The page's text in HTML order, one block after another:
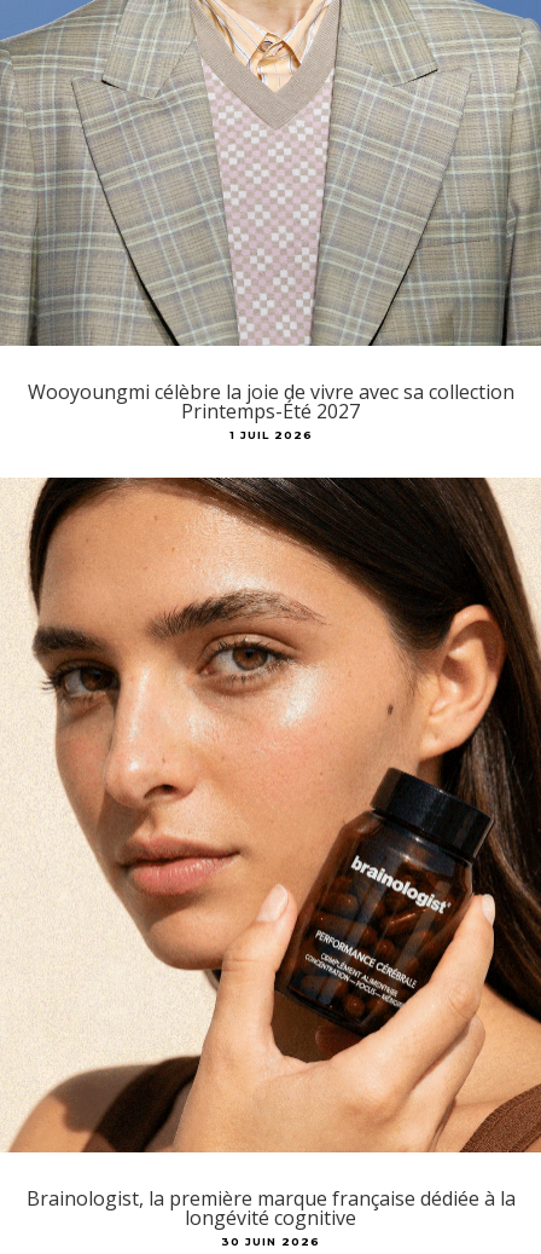
Wooyoungmi célèbre la joie de vivre avec sa collection
Printemps-Été 2027
1 JUIL 2026
Brainologist, la première marque française dédiée à la
longévité cognitive
30 JUIN 2026